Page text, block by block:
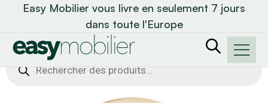
Easy Mobilier vous livre en seulement 7 jours
dans toute l'Europe
Recherche
de